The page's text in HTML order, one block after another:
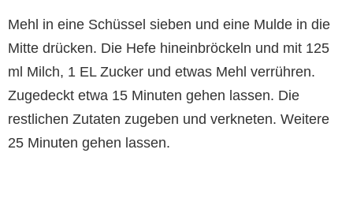
Mehl in eine Schüssel sieben und eine Mulde in die
Mitte drücken. Die Hefe hineinbröckeln und mit 125
ml Milch, 1 EL Zucker und etwas Mehl verrühren.
Zugedeckt etwa 15 Minuten gehen lassen. Die
restlichen Zutaten zugeben und verkneten. Weitere
25 Minuten gehen lassen.